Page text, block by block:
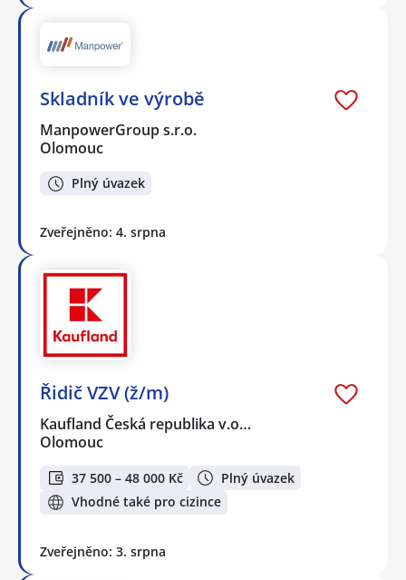
Skladník ve výrobě
ManpowerGroup s.r.o.
Olomouc
Plný úvazek
Zveřejněno: 4. srpna
Řidič VZV (ž/m)
Kaufland Česká republika v.o…
Olomouc
37 500 – 48 000 Kč
Plný úvazek
Vhodné také pro cizince
Zveřejněno: 3. srpna